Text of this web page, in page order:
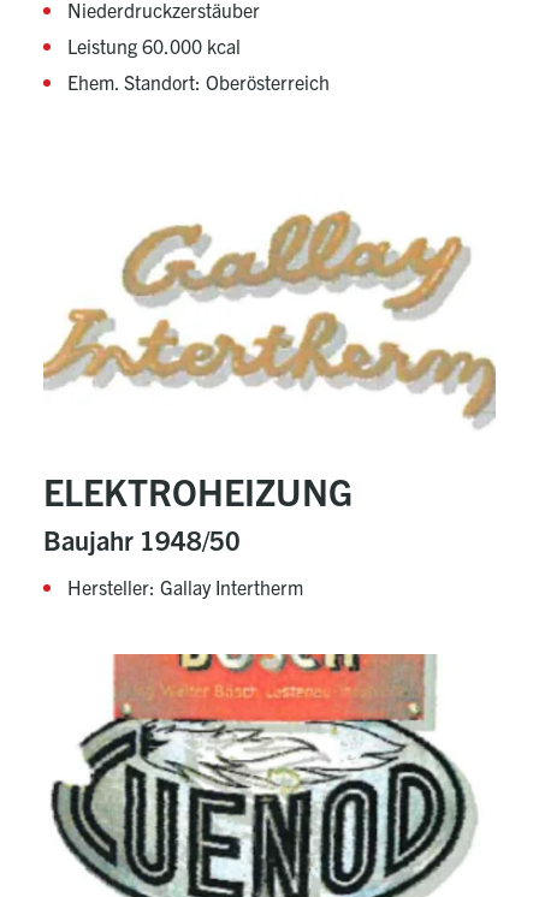
Niederdruckzerstäuber
Leistung 60.000 kcal
Ehem. Standort: Oberösterreich
ELEKTROHEIZUNG
Baujahr 1948/50
Hersteller: Gallay Intertherm